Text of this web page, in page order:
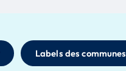
Labels des communes